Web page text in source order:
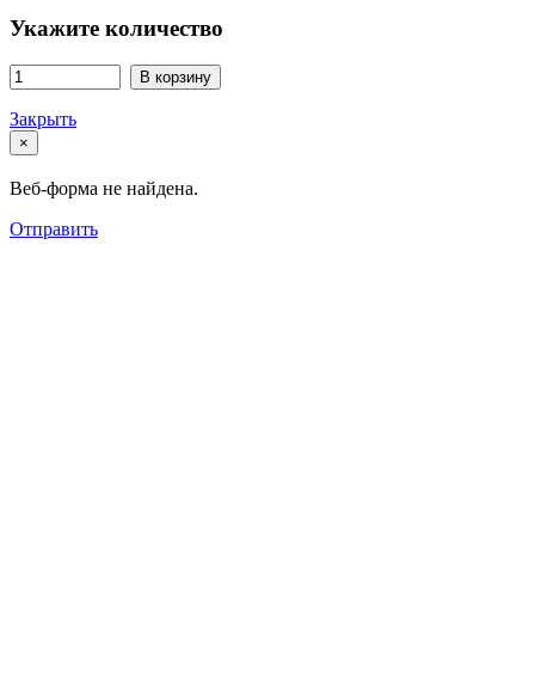
Укажите количество
В корзину
Закрыть
×
Веб-форма не найдена.
Отправить